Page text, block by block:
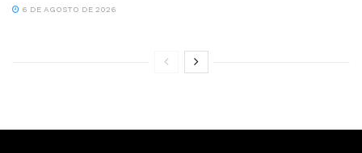
6 DE AGOSTO DE 2026